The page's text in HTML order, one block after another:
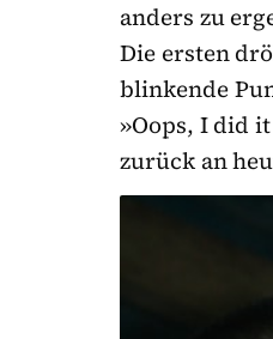
anders zu
Die ersten
blinkende
»Oops, I did
zurück an